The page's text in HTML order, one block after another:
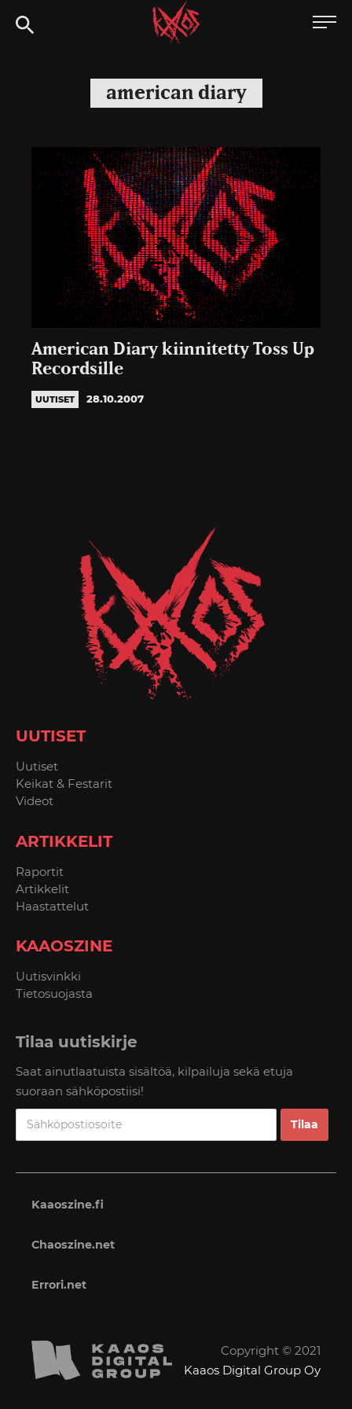
Siirry
suoraan
Kaaoszine
american diary
American Diary kiinnitetty Toss Up
Recordsille
UUTISET 28.10.2007
UUTISET
Uutiset
Keikat & Festarit
Videot
ARTIKKELIT
Raportit
Artikkelit
Haastattelut
KAAOSZINE
Uutisvinkki
Tietosuojasta
Tilaa uutiskirje
Saat ainutlaatuista sisältöä, kilpailuja sekä etuja
suoraan sähköpostiisi!
Kaaoszine.fi
Chaoszine.net
Errori.net
Copyright © 2021
Kaaos Digital Group Oy